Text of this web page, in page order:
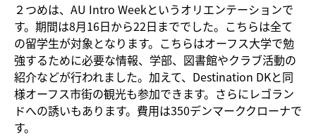
２つめは、AU Intro Weekというオリエンテーションで
す。期間は8月16日から22日まででした。こちらは全て
の留学生が対象となります。こちらはオーフス大学で勉
強するために必要な情報、学部、図書館やクラブ活動の
紹介などが行われました。加えて、Destination DKと同
様オーフス市街の観光も参加できます。さらにレゴラン
ドへの誘いもあります。費用は350デンマーククローナで
す。